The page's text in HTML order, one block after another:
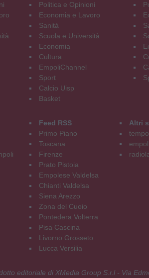
Politica e Opinioni
Economia e Lavoro
Sanità
Scuola e Università
Economia
Cultura
EmpoliChannel
Sport
Calcio Uisp
Basket
Feed RSS
Primo Piano
Toscana
Firenze
Prato Pistoia
Empolese Valdelsa
Chianti Valdelsa
Siena Arezzo
Zona del Cuoio
Pontedera Volterra
Pisa Cascina
Livorno Grosseto
Lucca Versilia
Altri
editoriale di XMedia Group S.r.l - Via